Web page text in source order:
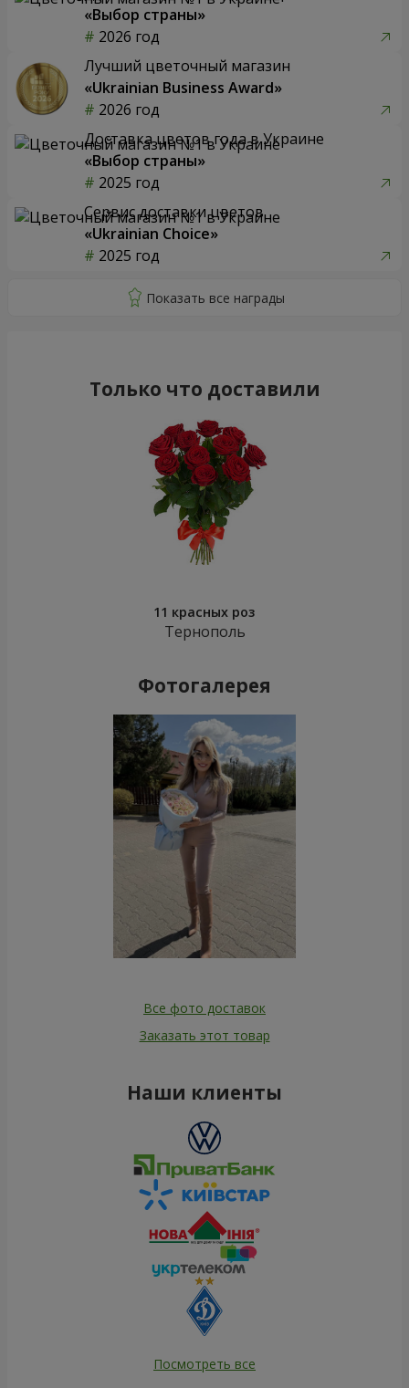
«Выбор страны»
2026 год
Лучший цветочный магазин
«Ukrainian Business Award»
2026 год
Доставка цветов года в Украине
«Выбор страны»
2025 год
Сервис доставки цветов
«Ukrainian Choice»
2025 год
Только что доставили
11 красных роз
Тернополь
Фотогалерея
Все фото доставок
Заказать этот товар
Наши клиенты
Посмотреть все